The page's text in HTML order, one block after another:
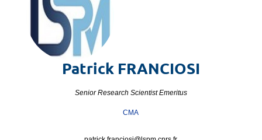
Patrick FRANCIOSI
Senior Research Scientist Emeritus
CMA